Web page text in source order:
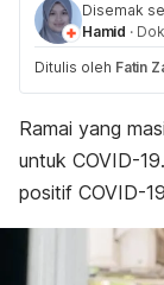
Disemak
Hamid ·
Ditulis oleh Fatin
Ramai yang
untuk COVID-
positif COVID-